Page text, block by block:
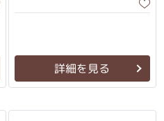
詳細を見る